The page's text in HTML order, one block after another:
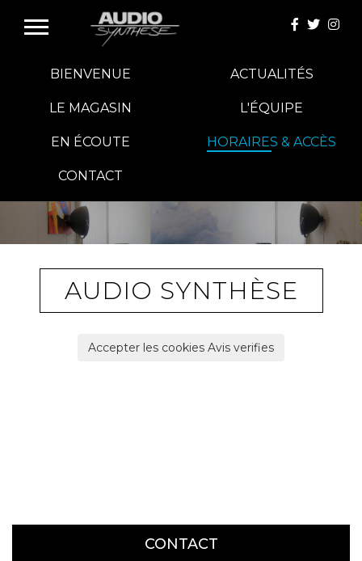
HIFI GROUP
BLOG
BIENVENUE ACTUALITÉS
LE MAGASIN L'ÉQUIPE
EN ÉCOUTE HORAIRES & ACCÈS
CONTACT
AUDIO SYNTHÈSE
Accepter les cookies Avis verifies
CONTACT